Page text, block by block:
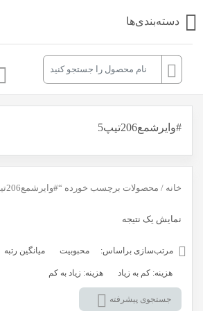
دسته‌بندی‌ها
#وایرشمع206تیپ5
خانه / محصولات برچسب خورده “#وایرشمع206تیپ5”
نمایش یک نتیجه
مرتب‌سازی براساس: محبوبیت میانگین رتبه
هزینه: کم به زیاد هزینه: زیاد به کم
جستجوی پیشرفته